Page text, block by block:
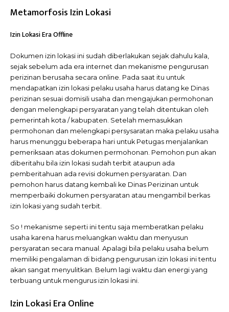
Metamorfosis Izin Lokasi
Izin Lokasi Era Offline
Dokumen izin lokasi ini sudah diberlakukan sejak dahulu kala,
sejak sebelum ada era internet dan mekanisme pengurusan
perizinan berusaha secara online. Pada saat itu untuk
mendapatkan izin lokasi pelaku usaha harus datang ke Dinas
perizinan sesuai domisili usaha dan mengajukan permohonan
dengan melengkapi persyaratan yang telah ditentukan oleh
pemerintah kota / kabupaten. Setelah memasukkan
permohonan dan melengkapi persysaratan maka pelaku usaha
harus menunggu beberapa hari untuk Petugas menjalankan
pemeriksaan atas dokumen permohonan. Pemohon pun akan
diberitahu bila izin lokasi sudah terbit ataupun ada
pemberitahuan ada revisi dokumen persyaratan. Dan
pemohon harus datang kembali ke Dinas Perizinan untuk
memperbaiki dokumen persyaratan atau mengambil berkas
izin lokasi yang sudah terbit.
So ! mekanisme seperti ini tentu saja memberatkan pelaku
usaha karena harus meluangkan waktu dan menyusun
persyaratan secara manual. Apalagi bila pelaku usaha belum
memiliki pengalaman di bidang pengurusan izin lokasi ini tentu
akan sangat menyulitkan. Belum lagi waktu dan energi yang
terbuang untuk mengurus izin lokasi ini.
Izin Lokasi Era Online